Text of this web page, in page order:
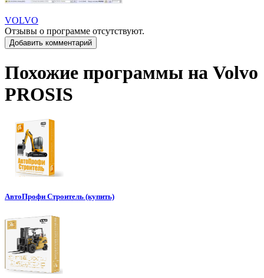
VOLVO
Отзывы о программе отсутствуют.
Добавить комментарий
Похожие программы на Volvo
PROSIS
АвтоПрофи Строитель (купить)